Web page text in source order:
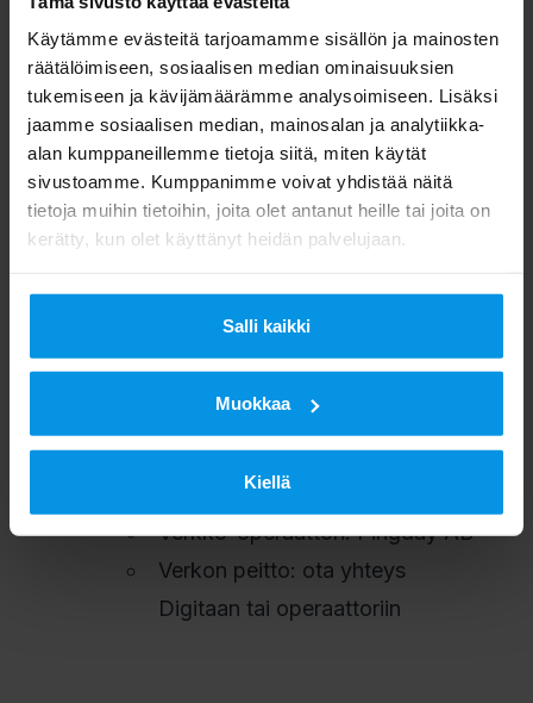
Käytämme evästeitä tarjoamamme sisällön ja mainosten
räätälöimiseen, sosiaalisen median ominaisuuksien
tukemiseen ja kävijämäärämme analysoimiseen. Lisäksi
jaamme sosiaalisen median, mainosalan ja analytiikka-
alan kumppaneillemme tietoja siitä, miten käytät
sivustoamme. Kumppanimme voivat yhdistää näitä
tietoja muihin tietoihin, joita olet antanut heille tai joita on
kerätty, kun olet käyttänyt heidän palvelujaan.
Salli kaikki
Muokkaa
Kiellä
Verkko-operaattori: Netmore
Group AB
Verkon peitto: ota yhteys
Digitaan tai operaattoriin
Ruotsi:
Verkko-operaattori: Pingday AB
Verkon peitto: ota yhteys
Digitaan tai operaattoriin